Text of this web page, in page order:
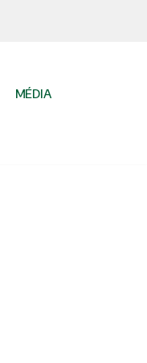
MÉDIA